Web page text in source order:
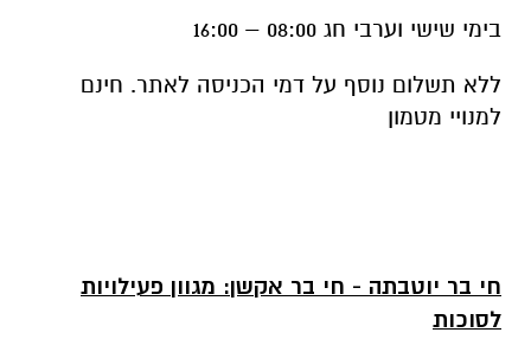
בימי שישי וערבי חג 08:00 – 16:00
ללא תשלום נוסף על דמי הכניסה לאתר. חינם
למנויי מטמון
חי בר יוטבתה - חי בר אקשן: מגוון פעילויות
לסוכות